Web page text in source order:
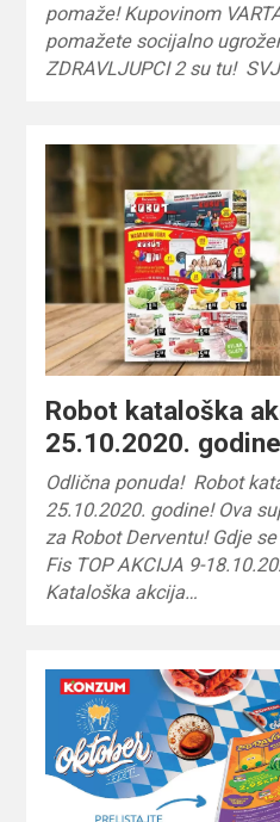
pomaže! Kupovinom
pomažete socijalno
ZDRAVLJUPCI 2 su tu!
Robot kataloška
25.10.2020. godine
Odlična ponuda! Robot
25.10.2020. godine! Ova
za Robot Derventu! Gdje
Fis TOP AKCIJA 9-
Kataloška akcija…